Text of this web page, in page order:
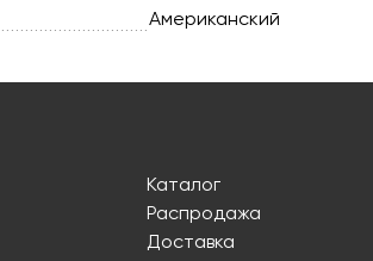
Американский
Каталог
Распродажа
Доставка